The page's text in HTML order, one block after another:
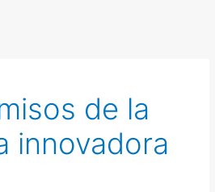
de la
innovadora